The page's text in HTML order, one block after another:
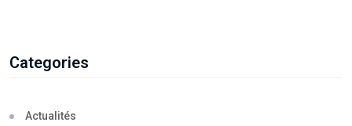
Categories
Actualités